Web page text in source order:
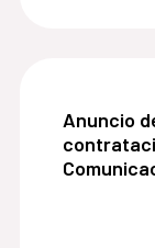
Anuncio
Anuncio